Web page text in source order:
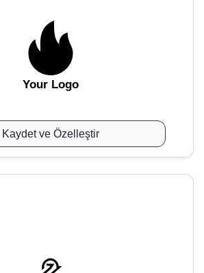
Your Logo
Kaydet ve Özelleştir